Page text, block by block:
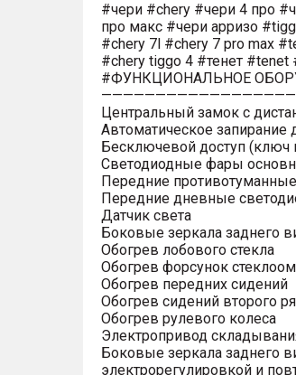
#чери #chery #чери 4 про
про макс #чери арризо
#chery 7l #chery 7 pro max
#chery tiggo 4 #тенет #tenet
#ФУНКЦИОНАЛЬНОЕ
Центральный замок с
Автоматическое запирание
Бесключевой доступ (ключ
Светодиодные фары
Передние
Передние дневные
Датчик света
Боковые зеркала заднего
Обогрев лобового стекла
Обогрев форсунок
Обогрев передних сидений
Обогрев сидений второго
Обогрев рулевого колеса
Электропривод
Боковые зеркала заднего
электрорегулировкой и